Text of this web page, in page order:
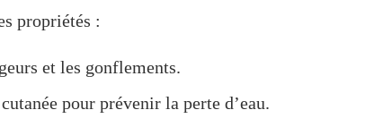
propriétés :
et les gonflements.
pour prévenir la perte d’eau.